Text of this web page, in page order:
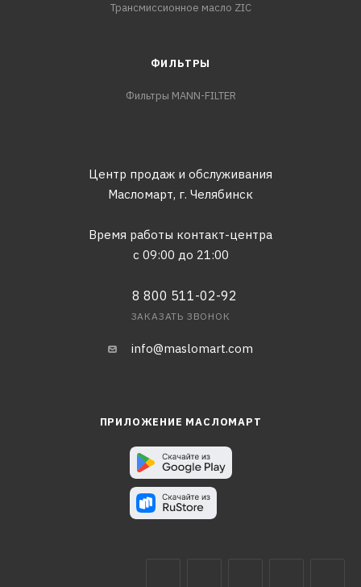
Трансмиссионное масло ZIC
ФИЛЬТРЫ
Фильтры MANN-FILTER
Центр продаж и обслуживания
Масломарт, г. Челябинск
Время работы контакт-центра
с 09:00 до 21:00
8 800 511-02-92
ЗАКАЗАТЬ ЗВОНОК
info@maslomart.com
ПРИЛОЖЕНИЕ МАСЛОМАРТ